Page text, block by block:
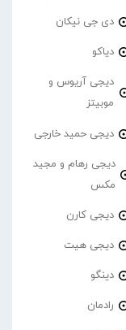
دی جی نیکان
دیاکو
دیجی آریوس و
موبیتز
دیجی حمید خارجی
دیجی رهام و مجید
مکس
دیجی کارن
دیجی هیت
دینگو
رادمان